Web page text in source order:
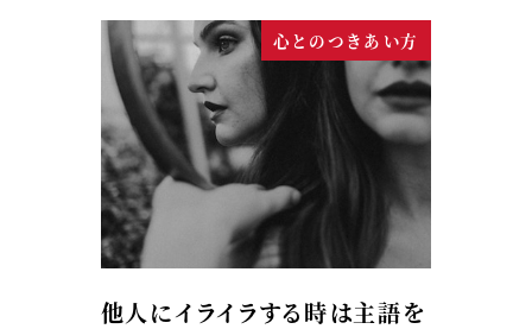
心とのつきあい方
他人にイライラする時は主語を